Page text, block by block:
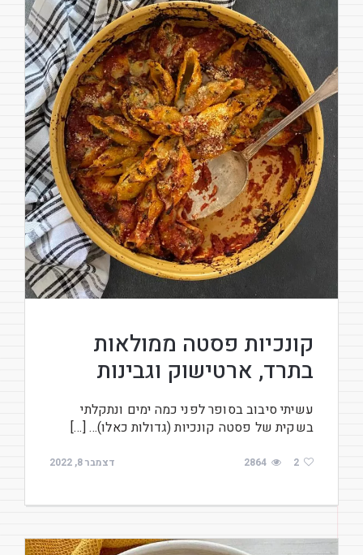
קונכיות פסטה ממולאות
בתרד, ארטישוק וגבינות
עשיתי סיבוב בסופר לפני כמה ימים ונתקלתי
בשקית של פסטה קונכיות (גדולות כאלו)… […]
דצמבר 8, 2022 2864 2